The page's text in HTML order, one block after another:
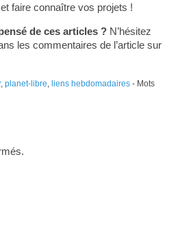
faire connaître vos projets !
de ces articles ?N’hésitez
les commentaires de l’article sur
, planet-libre liens hebdomadaires- Mots